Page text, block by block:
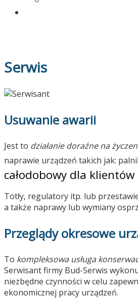
Serwis
Usuwanie awarii
Jest to działanie doraźne na
naprawie urządzeń takich jak:
całodobowy dla klientów
Totły, regulatory itp. lub
a także naprawy lub wymiany
Przeglądy okresowe
To kompleksowa usługa
Serwisant firmy Bud-Serwis
niezbędne czynności w celu
ekonomicznej pracy urządzeń.